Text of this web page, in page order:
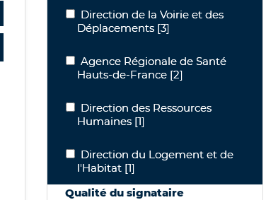
Direction de la Voirie et des
Direction de la Voirie et des
Déplacements [3]
Agence Régionale de Santé Hauts-
Agence Régionale de Santé
Hauts-de-France [2]
Direction des Ressources Humaines
Direction des Ressources
Humaines [1]
Direction du Logement et de l'Habitat
Direction du Logement et de
l'Habitat [1]
Qualité du signataire